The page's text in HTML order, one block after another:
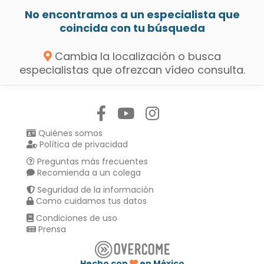
No encontramos a un especialista que
coincida con tu búsqueda
Cambia la localización o busca
especialistas que ofrezcan vídeo consulta.
Quiénes somos
Política de privacidad
Preguntas más frecuentes
Recomienda a un colega
Seguridad de la información
Como cuidamos tus datos
Condiciones de uso
Prensa